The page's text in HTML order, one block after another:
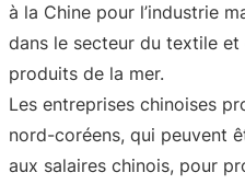
à la Chine pour l’industrie
dans le secteur du textile
produits de la mer.
Les entreprises chinoises
nord-coréens, qui peuvent
aux salaires chinois, pour